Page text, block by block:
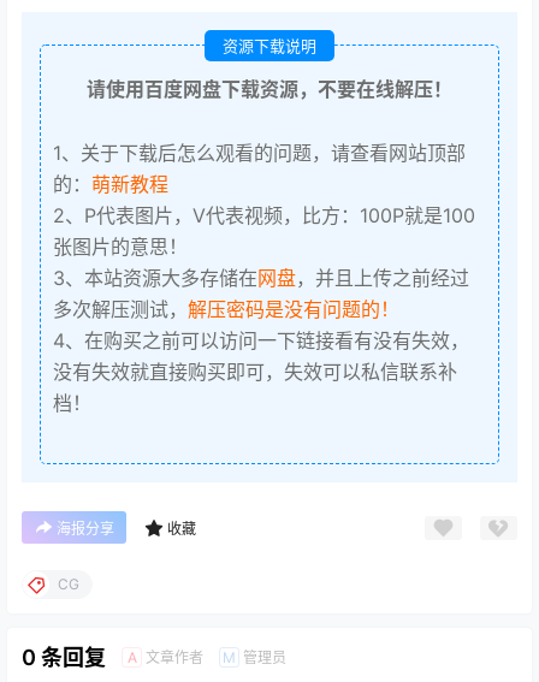
资源下载说明
请使用百度网盘下载资源，不要在线解压！
1、关于下载后怎么观看的问题，请查看网站顶部
的： 萌新教程
2、P代表图片，V代表视频，比方：100P就是100
张图片的意思！
3、本站资源大多存储在网盘，并且上传之前经过
多次解压测试， 解压密码是没有问题的！
4、在购买之前可以访问一下链接看有没有失效，
没有失效就直接购买即可，失效可以私信联系补
档！
海报分享 收藏
CG
0 条回复 A 文章作者 M 管理员